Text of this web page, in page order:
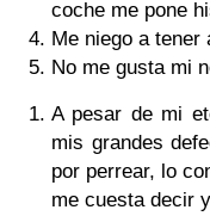
coche me pone
Me niego a tener
No me gusta mi
A pesar de mi
mis grandes
por perrear, lo
me cuesta decir